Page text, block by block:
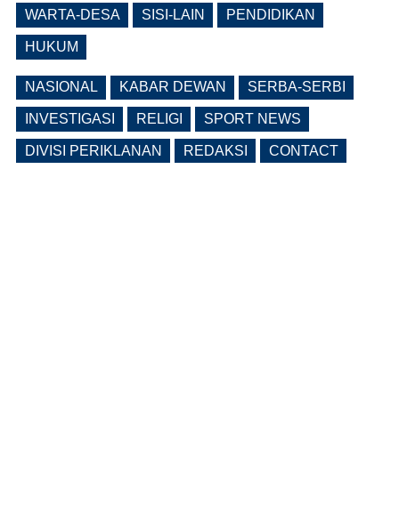
(0 Reply(s))
WARTA-DESA SISI-LAIN PENDIDIKAN
HUKUM
NASIONAL KABAR DEWAN SERBA-SERBI
INVESTIGASI RELIGI SPORT NEWS
DIVISI PERIKLANAN REDAKSI CONTACT